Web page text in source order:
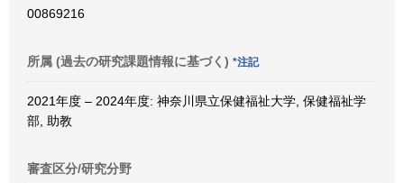
00869216
所属 (過去の研究課題情報に基づく) *注記
2021年度 – 2024年度: 神奈川県立保健福祉大学, 保健福祉学
部, 助教
審査区分/研究分野